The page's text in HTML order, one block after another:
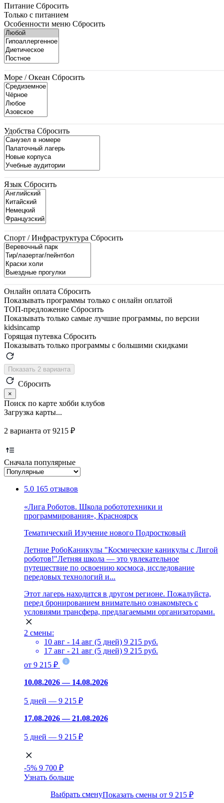
Питание Сбросить
Только с питанием
Особенности меню Сбросить
Море / Океан Сбросить
Удобства Сбросить
Язык Сбросить
Спорт / Инфраструктура Сбросить
Онлайн оплата Сбросить
Показывать программы только с онлайн оплатой
ТОП-предложение Сбросить
Показывать только самые лучшие программы, по версии
kidsincamp
Горящая путевка Сбросить
Показывать только программы с большими скидками
Показать 2 варианта
Сбросить
×
Поиск по карте хобби клубов
Загрузка карты...
2 варианта от 9215 ₽
Сначала популярные
5.0 165 отзывов
«Лига Роботов. Школа робототехники и
программирования», Красноярск
Тематический Изучение нового Подростковый
Летние РобоКаникулы "Космические каникулы с Лигой
роботов!"Летняя школа — это увлекательное
путешествие по освоению космоса, исследование
передовых технологий и...
Этот лагерь находится в другом регионе. Пожалуйста,
перед бронированием внимательно ознакомьтесь с
условиями трансфера, предлагаемыми организаторами.
2 смены:
10 авг - 14 авг (5 дней) 9 215 руб.
17 авг - 21 авг (5 дней) 9 215 руб.
от 9 215 ₽
10.08.2026 — 14.08.2026
5 дней — 9 215 ₽
17.08.2026 — 21.08.2026
5 дней — 9 215 ₽
-5% 9 700 ₽
Узнать больше
Выбрать сменуПоказать смены от 9 215 ₽